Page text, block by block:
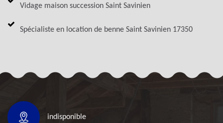
Vidage maison succession Saint Savinien
Spécialiste en location de benne Saint Savinien 17350
indisponible